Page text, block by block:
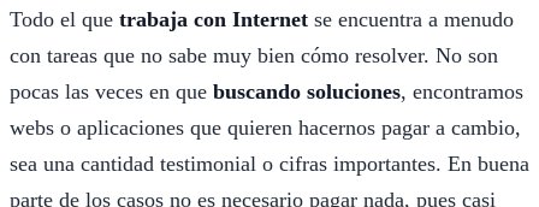
Todo el que trabaja con Internet se encuentra a menudo
con tareas que no sabe muy bien cómo resolver. No son
pocas las veces en que buscando soluciones, encontramos
webs o aplicaciones que quieren hacernos pagar a cambio,
sea una cantidad testimonial o cifras importantes. En buena
parte de los casos no es necesario pagar nada, pues casi